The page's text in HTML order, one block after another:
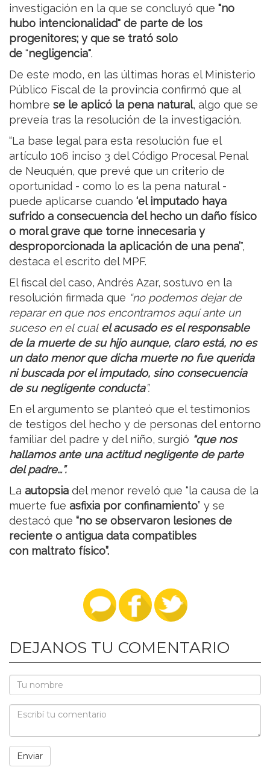
investigación en la que se concluyó que "no
hubo intencionalidad" de parte de los
progenitores; y que se trató solo
de "negligencia".
De este modo, en las últimas horas el Ministerio
Público Fiscal de la provincia confirmó que al
hombre se le aplicó la pena natural, algo que se
preveía tras la resolución de la investigación.
“La base legal para esta resolución fue el
artículo 106 inciso 3 del Código Procesal Penal
de Neuquén, que prevé que un criterio de
oportunidad - como lo es la pena natural -
puede aplicarse cuando ‘el imputado haya
sufrido a consecuencia del hecho un daño físico
o moral grave que torne innecesaria y
desproporcionada la aplicación de una pena’”,
destaca el escrito del MPF.
El fiscal del caso, Andrés Azar, sostuvo en la
resolución firmada que “no podemos dejar de
reparar en que nos encontramos aquí ante un
suceso en el cual el acusado es el responsable
de la muerte de su hijo aunque, claro está, no es
un dato menor que dicha muerte no fue querida
ni buscada por el imputado, sino consecuencia
de su negligente conducta”.
En el argumento se planteó que el testimonios
de testigos del hecho y de personas del entorno
familiar del padre y del niño, surgió “que nos
hallamos ante una actitud negligente de parte
del padre…”.
La autopsia del menor reveló que “la causa de la
muerte fue asfixia por confinamiento” y se
destacó que “no se observaron lesiones de
reciente o antigua data compatibles
con maltrato físico”.
DEJANOS TU COMENTARIO